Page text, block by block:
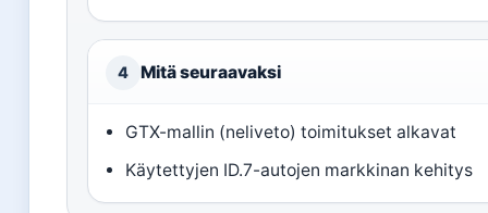
4 Mitä seuraavaksi
GTX-mallin (neliveto) toimitukset alkavat
Käytettyjen ID.7-autojen markkinan kehitys